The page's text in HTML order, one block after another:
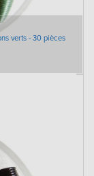
verts - 30 pièces